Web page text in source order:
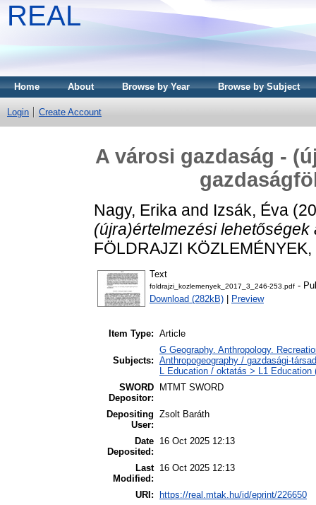
REAL
Home About Browse by Year Browse by Subject
Login Create Account
A városi gazdaság -
Nagy, Erika and Izsák, Éva
(újra)értelmezési
FÖLDRAJZI
Text
foldrajzi_kozlemenyek_2017_3_246-253.pdf -
Download (282kB)
Preview
Item Type: Article
Subjects:
G Geography. Anthropology.
Anthropogeography / gazdasági-
L Education / oktatás > L1 Education
SWORD
Depositor:
MTMT SWORD
Depositing
User:
Zsolt Baráth
Date
Deposited:
16 Oct 2025 12:13
Last
Modified:
16 Oct 2025 12:13
URI: https://real.mtak.hu/id/eprint/226650